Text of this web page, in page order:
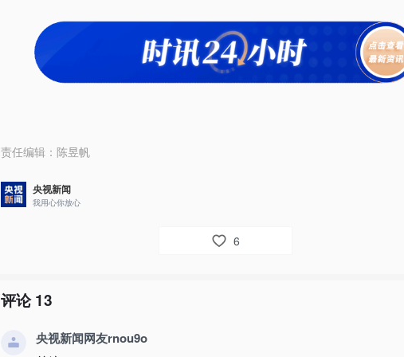
责任编辑： 陈昱帆
央视新闻
我用心你放心
6
评论13
央视新闻网友rnou9o